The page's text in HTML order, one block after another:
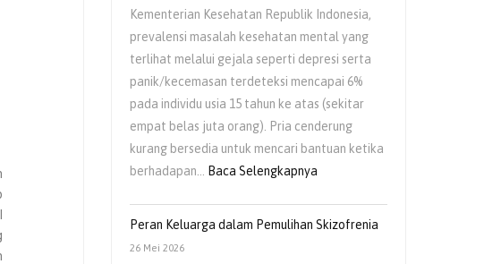
Kementerian Kesehatan Republik Indonesia,
prevalensi masalah kesehatan mental yang
terlihat melalui gejala seperti depresi serta
panik/kecemasan terdeteksi mencapai 6%
pada individu usia 15 tahun ke atas (sekitar
empat belas juta orang). Pria cenderung
kurang bersedia untuk mencari bantuan ketika
berhadapan…
Baca Selengkapnya
Peran Keluarga dalam Pemulihan Skizofrenia
26 Mei 2026